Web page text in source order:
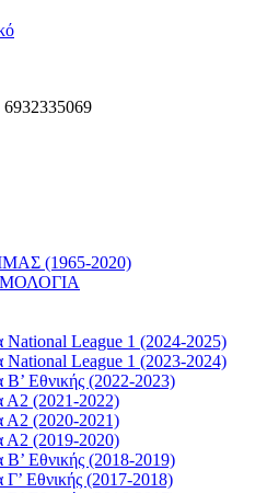
6932335069
(1965-2020)
National League 1 (2024-2025)
National League 1 (2023-2024)
Β’ Εθνικής (2022-2023)
Α2 (2021-2022)
Α2 (2020-2021)
Α2 (2019-2020)
B’ Εθνικής (2018-2019)
Γ’ Εθνικής (2017-2018)